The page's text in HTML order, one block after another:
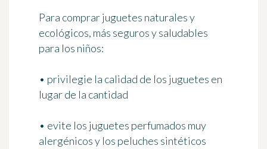
Para comprar juguetes naturales y
ecológicos, más seguros y saludables
para los niños:
• privilegie la calidad de los juguetes en
lugar de la cantidad
• evite los juguetes perfumados muy
alergénicos y los peluches sintéticos